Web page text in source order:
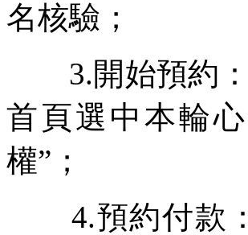
名核驗；
3.開始預約：6
首頁選中本輪
權”；
4.預約付款：